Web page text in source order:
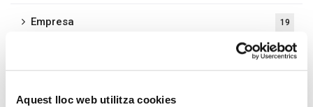
Aquest lloc web utilitza cookies
Empresa 19
1
Formació